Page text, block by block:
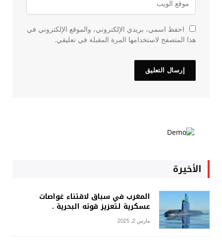
احفظ اسمي، بريدي الإلكتروني، والموقع الإلكتروني في
هذا المتصفح لاستخدامها المرة المقبلة في تعليقي.
الأخيرة
المغرب في سباق لاقتناء غواصات
عسكرية لتعزيز قوته البحرية .
مارس 2, 2025